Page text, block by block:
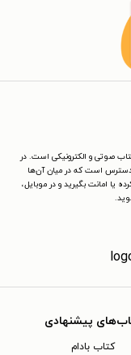
صوتی و الکترونیکی است. در
دسترس است که در میان آن‌ها
یا امانت بگیرید و در موبایل،
پیشنهادی
کتاب بادام